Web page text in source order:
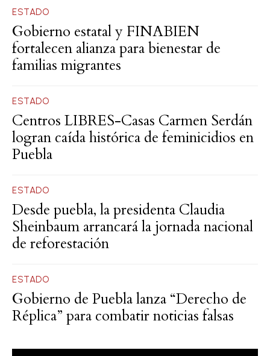
ESTADO
Gobierno estatal y FINABIEN
fortalecen alianza para bienestar de
familias migrantes
ESTADO
Centros LIBRES-Casas Carmen Serdán
logran caída histórica de feminicidios en
Puebla
ESTADO
Desde puebla, la presidenta Claudia
Sheinbaum arrancará la jornada nacional
de reforestación
ESTADO
Gobierno de Puebla lanza “Derecho de
Réplica” para combatir noticias falsas